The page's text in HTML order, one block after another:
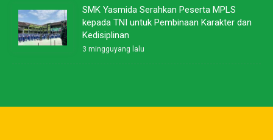
SMK Yasmida Serahkan Peserta MPLS
kepada TNI untuk Pembinaan Karakter dan
Kedisiplinan
3 mingguyang lalu